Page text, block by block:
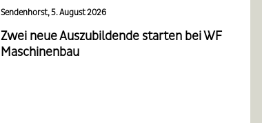
Sendenhorst, 5. August 2026
Zwei neue Auszubildende starten bei WF
Maschinenbau